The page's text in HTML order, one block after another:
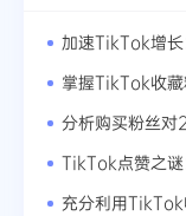
加速TikTok增长
掌握TikTok收
分析购买粉丝
TikTok点赞之谜
充分利用